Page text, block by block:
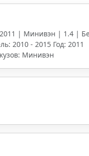
| Минивэн | 1.4 |
2010 - 2015 Год: 2011
Минивэн